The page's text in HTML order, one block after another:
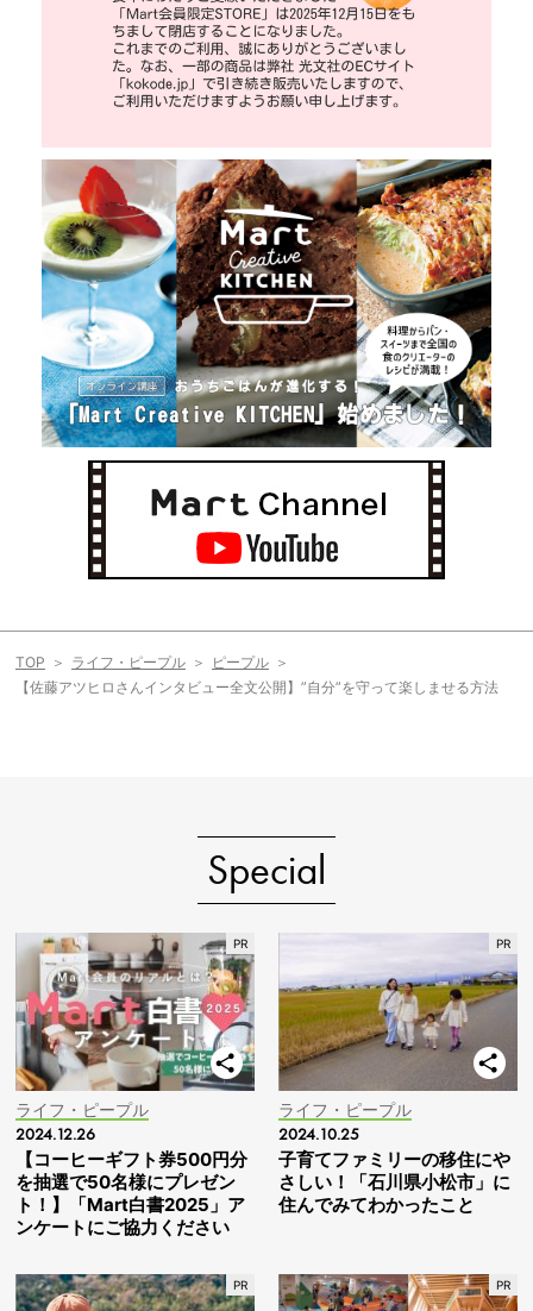
TOP ライフ・ピープル
ピープル
【佐藤アツヒロさんインタビュー全文公開】”自分”を守って楽しませる方法
Special
ライフ・ピープル
2024.12.26
【コーヒーギフト券500円分
を抽選で50名様にプレゼン
ト！】「Mart白書2025」ア
ンケートにご協力ください
ライフ・ピープル
2024.10.25
子育てファミリーの移住にや
さしい！「石川県小松市」に
住んでみてわかったこと